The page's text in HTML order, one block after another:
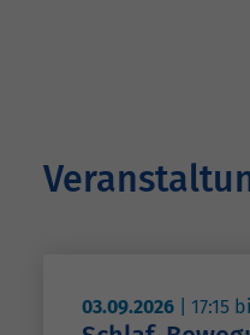
03.09.2026 17:15